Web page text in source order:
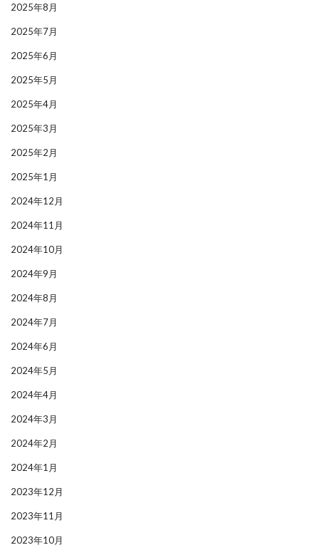
2025年8月
2025年7月
2025年6月
2025年5月
2025年4月
2025年3月
2025年2月
2025年1月
2024年12月
2024年11月
2024年10月
2024年9月
2024年8月
2024年7月
2024年6月
2024年5月
2024年4月
2024年3月
2024年2月
2024年1月
2023年12月
2023年11月
2023年10月